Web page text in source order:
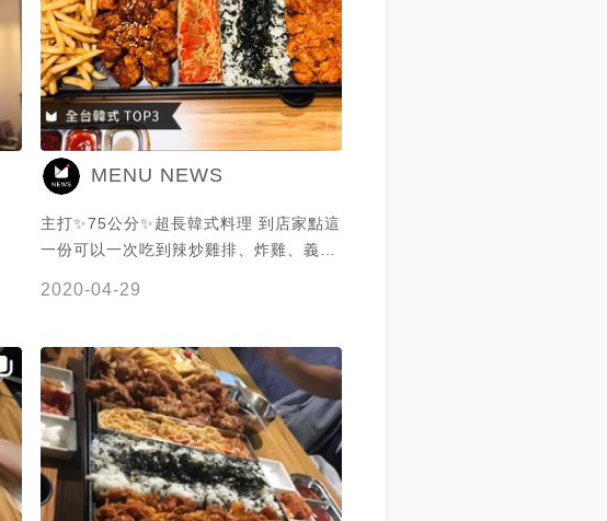
MENU NEWS
主打✨75公分✨超長韓式料理 到店家點這
一份可以一次吃到辣炒雞排、炸雞、義大
😍
2020-04-29